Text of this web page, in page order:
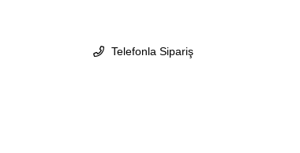
Telefonla Sipariş